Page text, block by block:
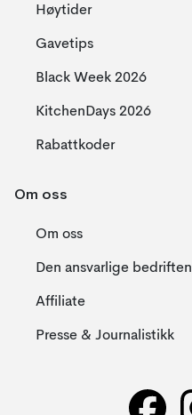
Høytider
Gavetips
Black Week 2026
KitchenDays 2026
Rabattkoder
Om oss
Om oss
Den ansvarlige bedriften
Affiliate
Presse & Journalistikk